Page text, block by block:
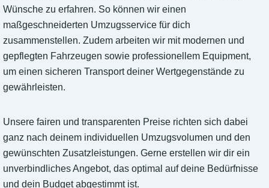
Wünsche zu erfahren. So können wir einen
maßgeschneiderten Umzugsservice für dich
zusammenstellen. Zudem arbeiten wir mit modernen und
gepflegten Fahrzeugen sowie professionellem Equipment,
um einen sicheren Transport deiner Wertgegenstände zu
gewährleisten.
Unsere fairen und transparenten Preise richten sich dabei
ganz nach deinem individuellen Umzugsvolumen und den
gewünschten Zusatzleistungen. Gerne erstellen wir dir ein
unverbindliches Angebot, das optimal auf deine Bedürfnisse
und dein Budget abgestimmt ist.